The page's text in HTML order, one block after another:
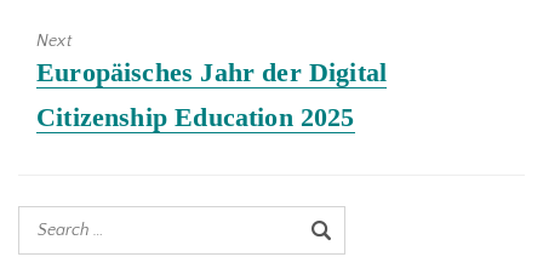
Next
Next
post:
Europäisches Jahr der Digital
Citizenship Education 2025